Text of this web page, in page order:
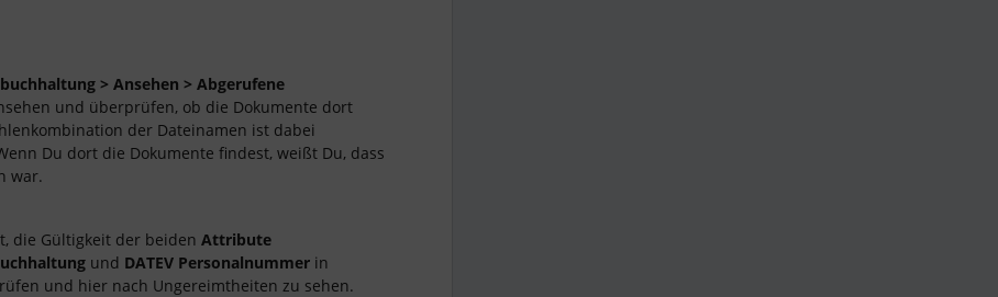
> Ansehen > Abgerufene
und überprüfen, ob die Dokumente dort
der Dateinamen ist dabei
Du dort die Dokumente findest, weißt Du, dass
war.
die Gültigkeit der beiden Attribute
und DATEV Personalnummer in
und hier nach Ungereimtheiten zu sehen.